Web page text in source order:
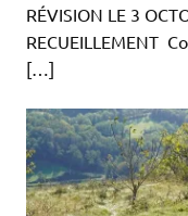
RÉVISION LE 3
RECUEILLEMENT
[…]